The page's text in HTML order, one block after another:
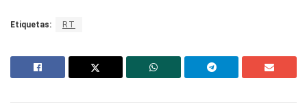
Etiquetas: RT